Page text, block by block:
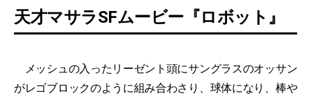
天才マサラSFムービー『ロボット』
メッシュの入ったリーゼント頭にサングラスのオッサン
がレゴブロックのように組み合わさり、球体になり、棒や